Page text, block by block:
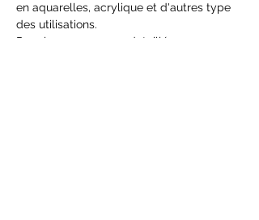
en aquarelles, acrylique et d'autres type
des utilisations.
Pour le programmes detaillé envoyez un